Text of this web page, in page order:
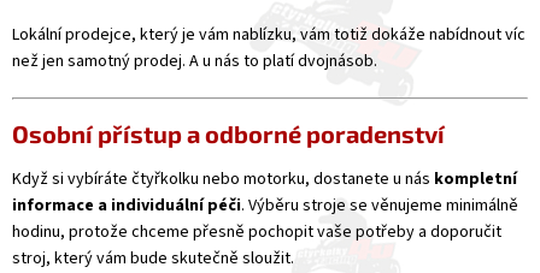
Lokální prodejce, který je vám nablízku, vám totiž dokáže nabídnout víc
než jen samotný prodej. A u nás to platí dvojnásob.
Osobní přístup a odborné poradenství
Když si vybíráte čtyřkolku nebo motorku, dostanete u nás kompletní
informace a individuální péči. Výběru stroje se věnujeme minimálně
hodinu, protože chceme přesně pochopit vaše potřeby a doporučit
stroj, který vám bude skutečně sloužit.